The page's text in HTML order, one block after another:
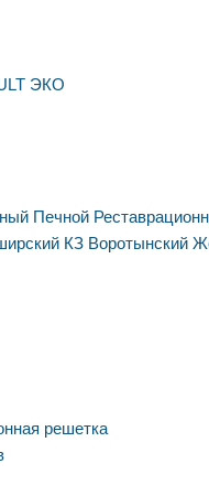
ЭКО
Печной
КЗ Воротынский
решетка